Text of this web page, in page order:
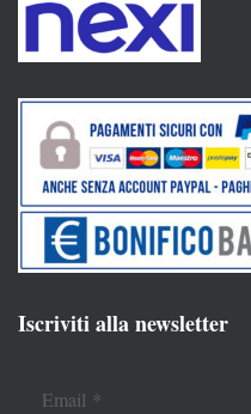
Iscriviti alla newsletter
Email *